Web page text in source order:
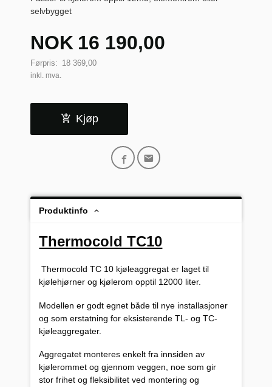
selvbygget
Tilbud
NOK 16 190,00
Førpris: 18 369,00
inkl. mva.
Kjøp
Produktinfo
Thermocold TC10
Thermocold TC 10 kjøleaggregat er laget til
kjølehjørner og kjølerom opptil 12000 liter.
Modellen er godt egnet både til nye installasjoner
og som erstatning for eksisterende TL- og TC-
kjøleaggregater.
Aggregatet monteres enkelt fra innsiden av
kjølerommet og gjennom veggen, noe som gir
stor frihet og fleksibilitet ved montering og